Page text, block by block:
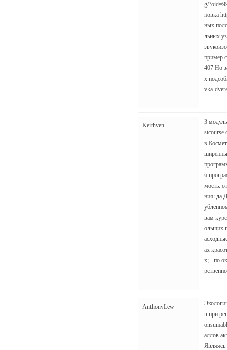
g/
новка
ных
льных
пример
407 Но
х
vka-
Keithven
3
в
я
мость:
ния: да
вам
ольших
ах
х; - по
AnthonyLew
в при
аллов
Являясь